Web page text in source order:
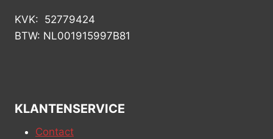
KVK: 52779424
BTW: NL001915997B81
KLANTENSERVICE
Contact